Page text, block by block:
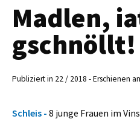
Madlen,
gschnöllt!
Publiziert in 22 / 2018 - Erschienen
Schleis - 8 junge Frauen im